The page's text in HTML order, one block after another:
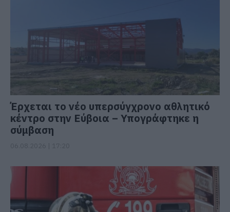
Έρχεται το νέο υπερσύγχρονο αθλητικό
κέντρο στην Εύβοια – Υπογράφτηκε η
σύμβαση